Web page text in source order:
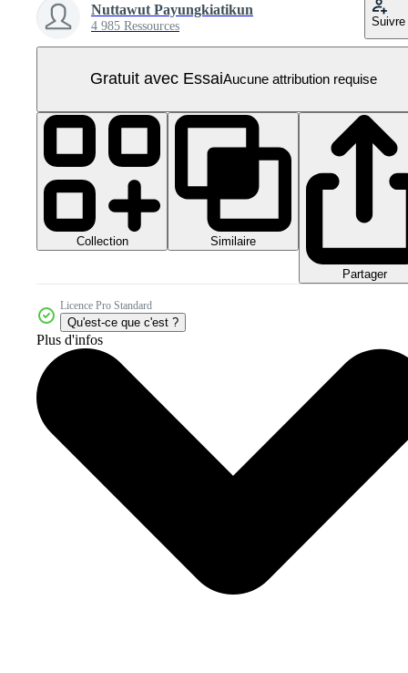
Nuttawut Payungkiatikun
4 985 Ressources Suivre
Gratuit avec EssaiAucune attribution requise
Collection Similaire
Partager
Licence Pro Standard
Qu'est-ce que c'est ?
Plus d'infos